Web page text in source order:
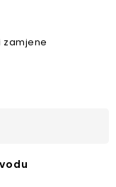
zamjene